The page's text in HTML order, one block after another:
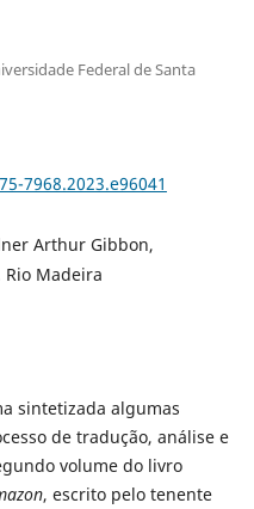
Federal de Santa
7968.2023.e96041
Arthur Gibbon,
Madeira
sintetizada algumas
de tradução, análise e
volume do livro
, escrito pelo tenente